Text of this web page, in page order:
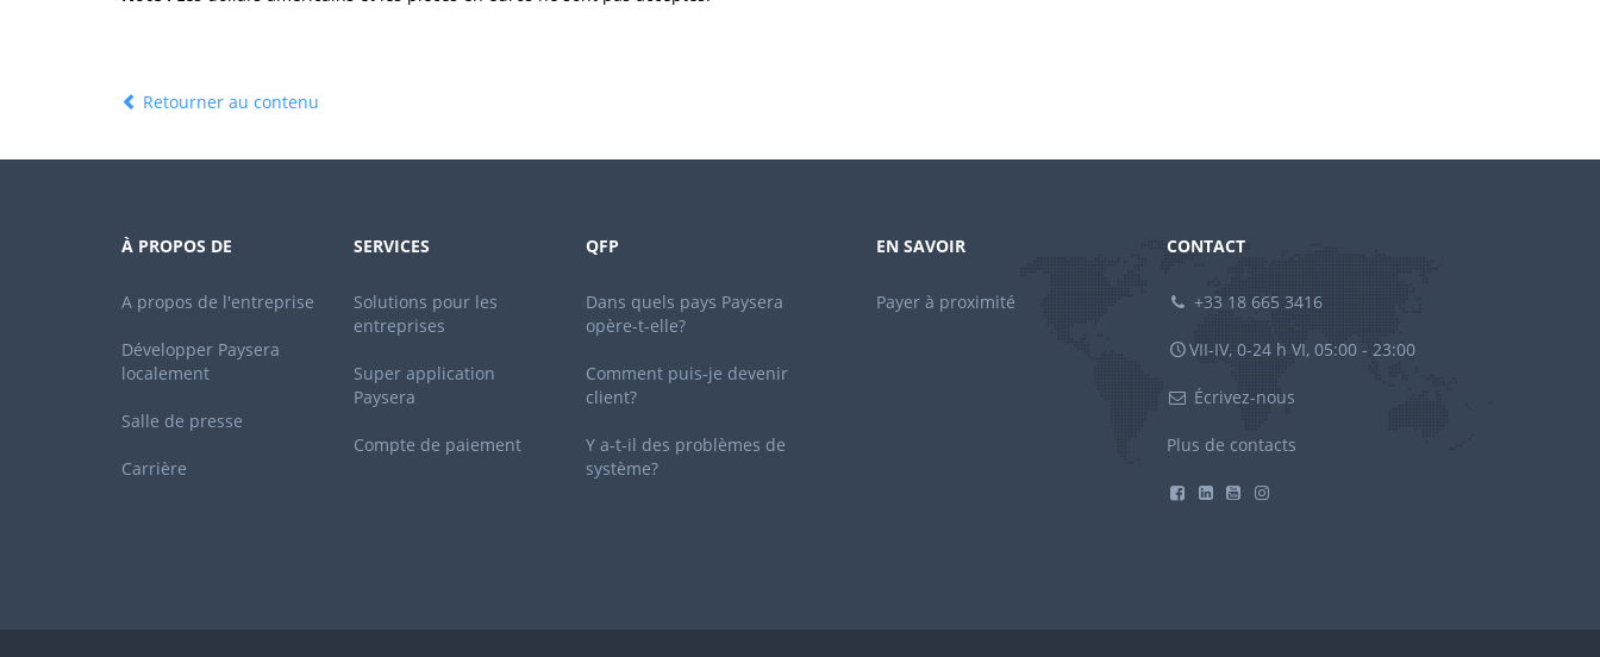
Retourner au contenu
À PROPOS DE
A propos de l'entreprise
Développer Paysera
localement
Salle de presse
Carrière
SERVICES
Solutions pour les
entreprises
Super application
Paysera
Compte de paiement
QFP
Dans quels pays Paysera
opère-t-elle?
Comment puis-je devenir
client?
Y a-t-il des problèmes de
système?
EN SAVOIR
Payer à proximité
CONTACT
+33 18 665 3416
VII-IV, 0-24 h VI, 05:00 - 23:00
Écrivez-nous
Plus de contacts